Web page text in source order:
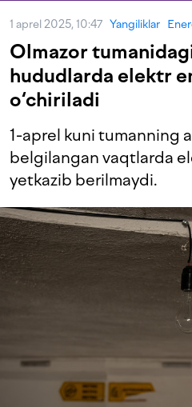
1 aprel 2025, 10:47 Yangiliklar
Olmazor
hududlarda elektr
o‘chiriladi
1-aprel kuni tumanning
belgilangan vaqtlarda
yetkazib berilmaydi.